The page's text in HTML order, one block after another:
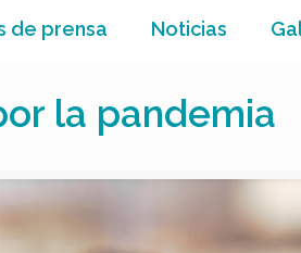
de prensa Noticias
la pandemia